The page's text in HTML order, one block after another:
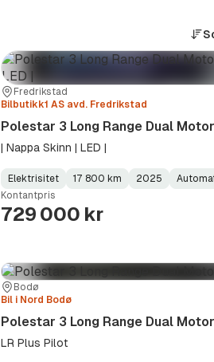
Sted:Fredrikstad
Forhandler:
Bilbutikk1 AS avd. Fredrikstad
Polestar 3 Long Range Dual Motor
| Nappa Skinn | LED |
Fuel
Type:
Elektrisitet
Kilometerstand:
17 800 km
Model
Year:
2025
Gearbox
Type:
Kontantpris
729 000 kr
Sted:
Bodø
Forhandler:
Bil i Nord Bodø
Polestar 3 Long Range Dual Motor
LR Plus Pilot